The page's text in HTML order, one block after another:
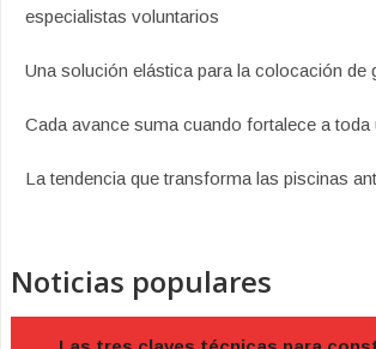
especialistas voluntarios
Una solución elástica para la colocación de
Cada avance suma cuando fortalece a toda
La tendencia que transforma las piscinas
Noticias populares